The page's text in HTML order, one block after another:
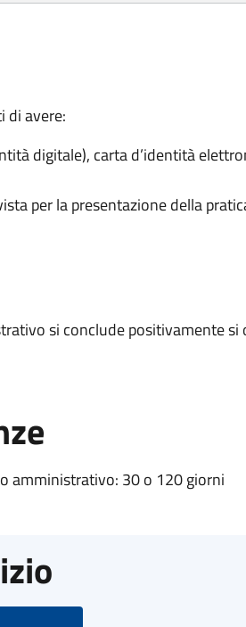
di avere:
digitale), carta d’identità
per la presentazione della
si conclude positivamente si
amministrativo: 30 o 120 giorni